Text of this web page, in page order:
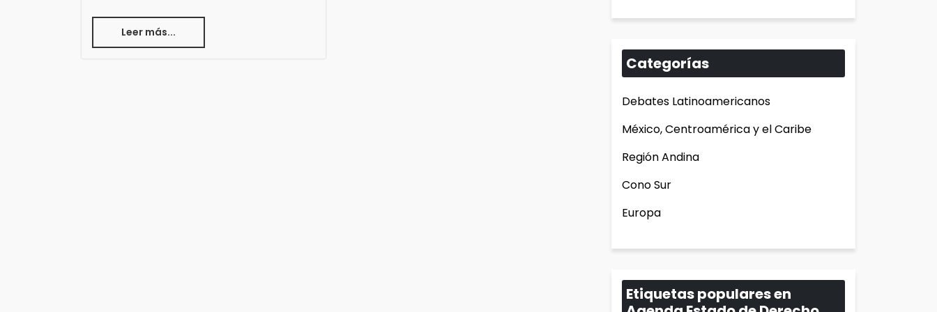
Leer más...
Categorías
Debates Latinoamericanos
México, Centroamérica y el Caribe
Región Andina
Cono Sur
Europa
Etiquetas populares en